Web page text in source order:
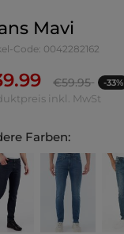
Mavi
Code: 0042282162
€59.95 -33%
inkl. MwSt
Farben: